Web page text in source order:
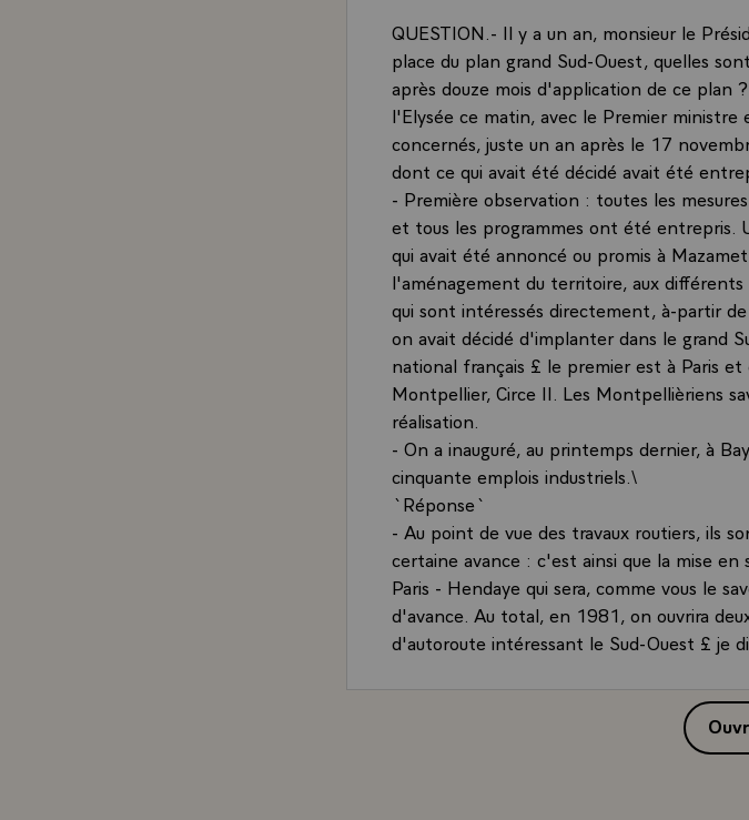
QUESTION.- Il y a un an, monsieur le
place du plan grand Sud-Ouest, quelles
après douze mois d'application de ce plan
l'Elysée ce matin, avec le Premier
concernés, juste un an après le 17
dont ce qui avait été décidé avait été
- Première observation : toutes les
et tous les programmes ont été
qui avait été annoncé ou promis à
l'aménagement du territoire, aux
qui sont intéressés directement, à-partir
on avait décidé d'implanter dans le grand
national français £ le premier est à Paris
Montpellier, Circe II. Les Montpellièriens
réalisation.
- On a inauguré, au printemps dernier, à
cinquante emplois industriels.\
`Réponse`
- Au point de vue des travaux routiers, ils
certaine avance : c'est ainsi que la mise
Paris - Hendaye qui sera, comme vous le
d'avance. Au total, en 1981, on ouvrira
d'autoroute intéressant le Sud-Ouest £ je
Sud-Ouest mais n'est pas situé dans la
kilomètres d'autoroute dans le Sud-
l'axe Bordeaux - Hendaye, soit ceux qui